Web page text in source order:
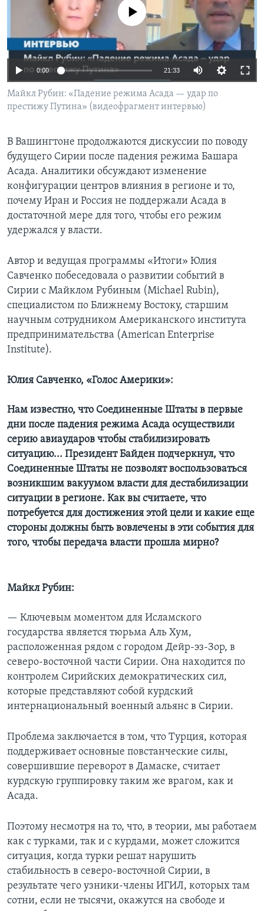
Learning English
СОЦИАЛЬНЫЕ СЕТИ
Языки
No media source currently available
0:00 21:33
Майкл Рубин: «Падение режима Асада — удар по
престижу Путина» (видеофрагмент интервью)
В Вашингтоне продолжаются дискуссии по поводу
будущего Сирии после падения режима Башара
Асада. Аналитики обсуждают изменение
конфигурации центров влияния в регионе и то,
почему Иран и Россия не поддержали Асада в
достаточной мере для того, чтобы его режим
удержался у власти.
Автор и ведущая программы «Итоги» Юлия
Савченко побеседовала о развитии событий в
Сирии с Майклом Рубиным (Michael Rubin),
специалистом по Ближнему Востоку, старшим
научным сотрудником Американского института
предпринимательства (American Enterprise
Institute).
Юлия Савченко, «Голос Америки»:
Нам известно, что Соединенные Штаты в первые
дни после падения режима Асада осуществили
серию авиаударов чтобы стабилизировать
ситуацию... Президент Байден подчеркнул, что
Соединенные Штаты не позволят воспользоваться
возникшим вакуумом власти для дестабилизации
ситуации в регионе. Как вы считаете, что
потребуется для достижения этой цели и какие еще
стороны должны быть вовлечены в эти события для
того, чтобы передача власти прошла мирно?
Майкл Рубин:
— Ключевым моментом для Исламского
государства является тюрьма Аль Хум,
расположенная рядом с городом Дейр-эз-Зор, в
северо-восточной части Сирии. Она находится по
контролем Сирийских демократических сил,
которые представляют собой курдский
интернациональный военный альянс в Сирии.
Проблема заключается в том, что Турция, которая
поддерживает основные повстанческие силы,
совершившие переворот в Дамаске, считает
курдскую группировку таким же врагом, как и
Асада.
Поэтому несмотря на то, что, в теории, мы работаем
как с турками, так и с курдами, может сложится
ситуация, когда турки решат нарушить
стабильность в северо-восточной Сирии, в
результате чего узники-члены ИГИЛ, которых там
сотни, если не тысячи, окажутся на свободе и